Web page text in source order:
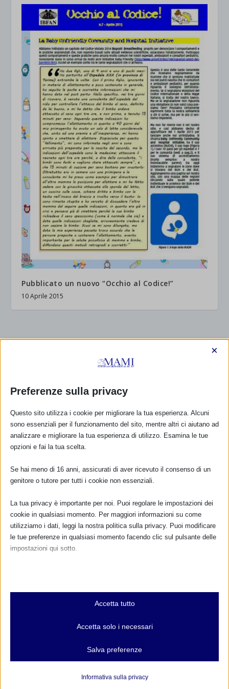
Pubblicato un nuovo “Occhio al Codice!”
10 Aprile 2015
CALENDARIO EVENTI
Preferenze sulla privacy
×
Questo sito utilizza i cookie per migliorare la tua esperienza. Alcuni
sono essenziali per il funzionamento del sito, mentre altri ci aiutano ad
analizzare e migliorare la tua esperienza di utilizzo. Esamina le tue
opzioni e fai la tua scelta.
Se hai meno di 16 anni, assicurati di aver ricevuto il consenso di un
genitore o tutore per tutti i cookie non essenziali.
La tua privacy è importante per noi. Puoi regolare le impostazioni dei
cookie in qualsiasi momento. Per maggiori informazioni su come
utilizziamo i dati, leggi la nostra politica sulla privacy. Puoi modificare
le tue preferenze in qualsiasi momento facendo clic sul pulsante delle
impostazioni qui sotto.
Essenziali
I cookie e i servizi essenziali abilitano le funzioni di base e sono
e servizi non richiedono il consenso dell'utente secondo il GDPR.
Analitici
Accetta tutto
Accetta solo i necessari
Salva preferenze
Informativa sulla privacy